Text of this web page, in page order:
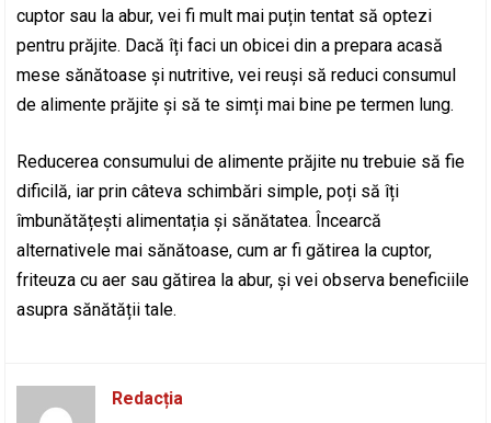
cuptor sau la abur, vei fi mult mai puțin tentat să optezi
pentru prăjite. Dacă îți faci un obicei din a prepara acasă
mese sănătoase și nutritive, vei reuși să reduci consumul
de alimente prăjite și să te simți mai bine pe termen lung.
Reducerea consumului de alimente prăjite nu trebuie să fie
dificilă, iar prin câteva schimbări simple, poți să îți
îmbunătățești alimentația și sănătatea. Încearcă
alternativele mai sănătoase, cum ar fi gătirea la cuptor,
friteuza cu aer sau gătirea la abur, și vei observa beneficiile
asupra sănătății tale.
Redacția